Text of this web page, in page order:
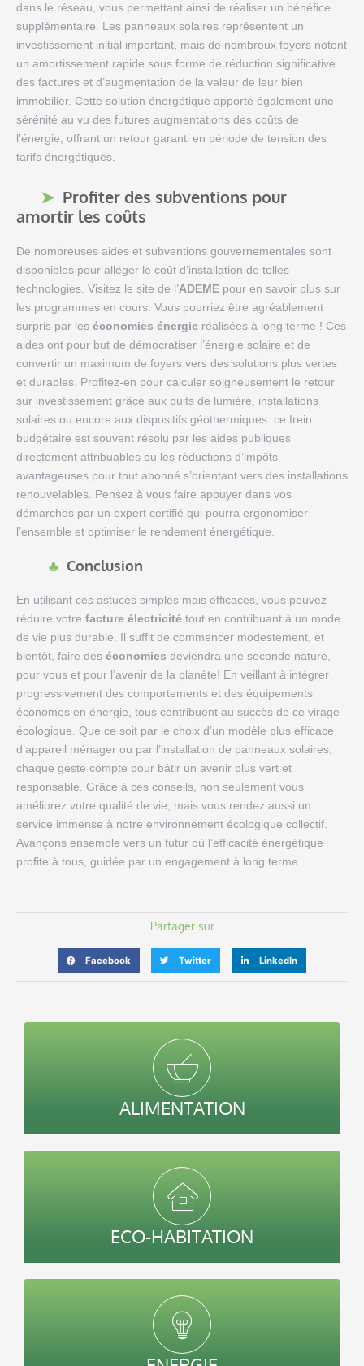
dans le réseau, vous permettant ainsi de réaliser un bénéfice
supplémentaire. Les panneaux solaires représentent un
investissement initial important, mais de nombreux foyers notent
un amortissement rapide sous forme de réduction significative
des factures et d’augmentation de la valeur de leur bien
immobilier. Cette solution énergétique apporte également une
sérénité au vu des futures augmentations des coûts de
l’énergie, offrant un retour garanti en période de tension des
tarifs énergétiques.
Profiter des subventions pour
amortir les coûts
De nombreuses aides et subventions gouvernementales sont
disponibles pour alléger le coût d’installation de telles
technologies. Visitez le site de l’ADEME pour en savoir plus sur
les programmes en cours. Vous pourriez être agréablement
surpris par les économies énergie réalisées à long terme ! Ces
aides ont pour but de démocratiser l’énergie solaire et de
convertir un maximum de foyers vers des solutions plus vertes
et durables. Profitez-en pour calculer soigneusement le retour
sur investissement grâce aux puits de lumière, installations
solaires ou encore aux dispositifs géothermiques: ce frein
budgétaire est souvent résolu par les aides publiques
directement attribuables ou les réductions d’impôts
avantageuses pour tout abonné s’orientant vers des installations
renouvelables. Pensez à vous faire appuyer dans vos
démarches par un expert certifié qui pourra ergonomiser
l’ensemble et optimiser le rendement énergétique.
Conclusion
En utilisant ces astuces simples mais efficaces, vous pouvez
réduire votre facture électricité tout en contribuant à un mode
de vie plus durable. Il suffit de commencer modestement, et
bientôt, faire des économies deviendra une seconde nature,
pour vous et pour l’avenir de la planète! En veillant à intégrer
progressivement des comportements et des équipements
économes en énergie, tous contribuent au succès de ce virage
écologique. Que ce soit par le choix d’un modèle plus efficace
d’appareil ménager ou par l’installation de panneaux solaires,
chaque geste compte pour bâtir un avenir plus vert et
responsable. Grâce à ces conseils, non seulement vous
améliorez votre qualité de vie, mais vous rendez aussi un
service immense à notre environnement écologique collectif.
Avançons ensemble vers un futur où l’efficacité énergétique
profite à tous, guidée par un engagement à long terme.
Partager sur
Facebook Twitter LinkedIn
ALIMENTATION
ECO-HABITATION